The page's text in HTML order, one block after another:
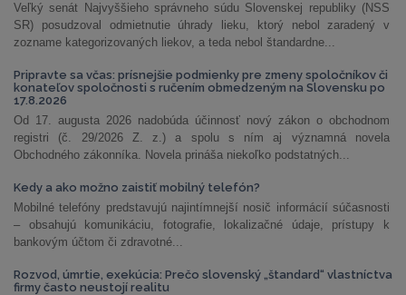
Veľký senát Najvyššieho správneho súdu Slovenskej republiky (NSS
SR) posudzoval odmietnutie úhrady lieku, ktorý nebol zaradený v
zozname kategorizovaných liekov, a teda nebol štandardne...
Pripravte sa včas: prísnejšie podmienky pre zmeny spoločníkov či
konateľov spoločnosti s ručením obmedzeným na Slovensku po
17.8.2026
Od 17. augusta 2026 nadobúda účinnosť nový zákon o obchodnom
registri (č. 29/2026 Z. z.) a spolu s ním aj významná novela
Obchodného zákonníka. Novela prináša niekoľko podstatných...
Kedy a ako možno zaistiť mobilný telefón?
Mobilné telefóny predstavujú najintímnejší nosič informácií súčasnosti
– obsahujú komunikáciu, fotografie, lokalizačné údaje, prístupy k
bankovým účtom či zdravotné...
Rozvod, úmrtie, exekúcia: Prečo slovenský „štandard“ vlastníctva
firmy často neustojí realitu